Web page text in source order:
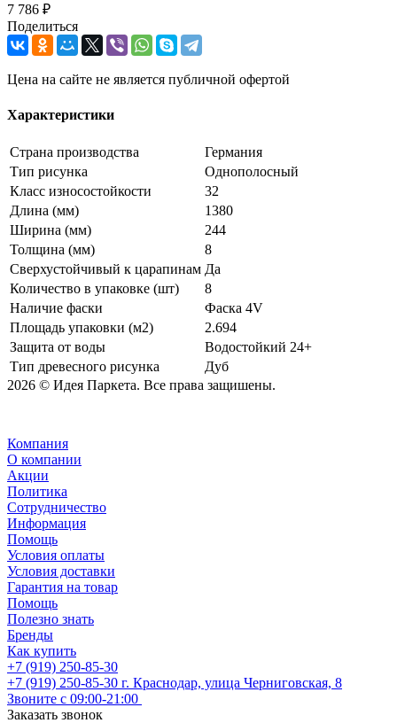
7 786 ₽
Поделиться
Цена на сайте не является публичной офертой
Характеристики
Страна производства
Германия
Тип рисунка
Однополосный
Класс износостойкости
32
Длина (мм)
1380
Ширина (мм)
244
Толщина (мм)
8
Сверхустойчивый к царапинам Да
Количество в упаковке (шт)
8
Наличие фаски
Фаска 4V
Площадь упаковки (м2)
2.694
Защита от воды
Водостойкий 24+
Тип древесного рисунка
Дуб
2026 © Идея Паркета. Все права защишены.
Компания
О компании
Акции
Политика
Сотрудничество
Информация
Помощь
Условия оплаты
Условия доставки
Гарантия на товар
Помощь
Полезно знать
Бренды
Как купить
+7 (919) 250-85-30
+7 (919) 250-85-30 г. Краснодар, улица Черниговская, 8
Звоните с 09:00-21:00
Заказать звонок